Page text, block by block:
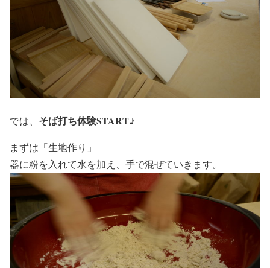
では、 そば打ち体験START♪
まずは「生地作り」
器に粉を入れて水を加え、手で混ぜていきます。